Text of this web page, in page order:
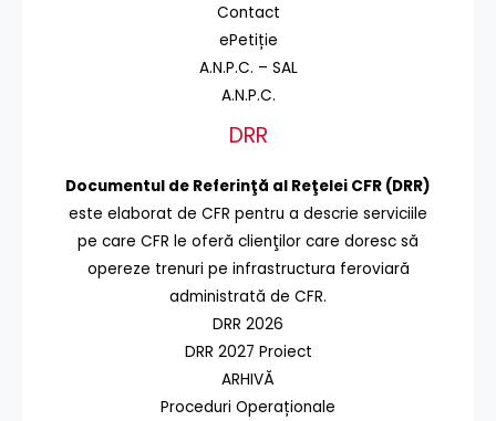
Contact
ePetiție
A.N.P.C. – SAL
A.N.P.C.
DRR
Documentul de Referinţă al Reţelei CFR (DRR)
este elaborat de CFR pentru a descrie serviciile
pe care CFR le oferă clienţilor care doresc să
opereze trenuri pe infrastructura feroviară
administrată de CFR.
DRR 2026
DRR 2027 Proiect
ARHIVĂ
Proceduri Operaționale